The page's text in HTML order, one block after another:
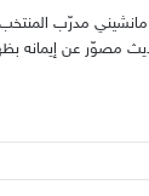
مانشيني مدرّب
مصوّر عن إيمانه